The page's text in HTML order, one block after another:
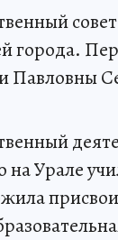
города.
Павловны
на Урале